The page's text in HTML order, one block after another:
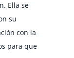
Ella se
su
con la
para que